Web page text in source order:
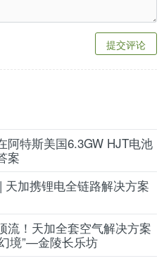
提交评论
阿特斯美国6.3GW HJT电池
案
天加携锂电全链路解决方案
流！天加全套空气解决方案
境”—金陵长乐坊